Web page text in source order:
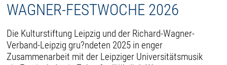
WAGNER-FESTWOCHE 2026
Die Kulturstiftung Leipzig und der Richard-Wagner-
Verband-Leipzig gru?ndeten 2025 in enger
Zusammenarbeit mit der Leipziger Universitätsmusik